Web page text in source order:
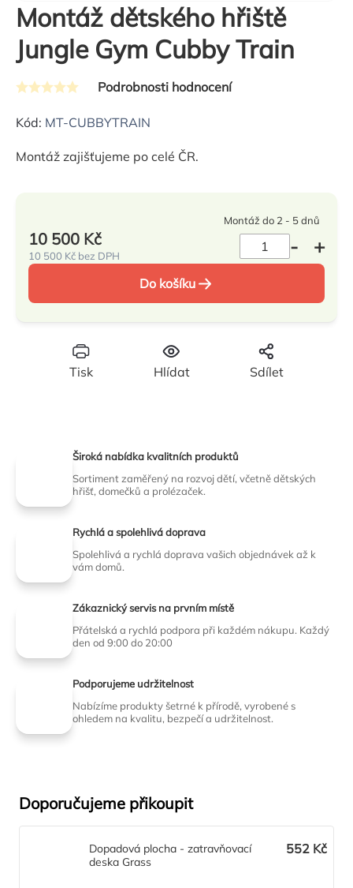
Montáž dětského hřiště
Jungle Gym Cubby Train
Průměrné
hodnocení
je
hvězdiček.
Podrobnosti hodnocení
Kód: MT-CUBBYTRAIN
Montáž zajišťujeme po celé ČR.
Tisk Hlídat Sdílet
Montáž do 2 - 5 dnů
10 500 Kč
10 500 Kč bez DPH
Měrná
cena:
Do košíku
Široká nabídka kvalitních produktů
Sortiment zaměřený na rozvoj dětí, včetně dětských
hřišť, domečků a prolézaček.
Rychlá a spolehlivá doprava
Spolehlivá a rychlá doprava vašich objednávek až k
vám domů.
Zákaznický servis na prvním místě
Přátelská a rychlá podpora při každém nákupu. Každý
den od 9:00 do 20:00
Podporujeme udržitelnost
Nabízíme produkty šetrné k přírodě, vyrobené s
ohledem na kvalitu, bezpečí a udržitelnost.
Doporučujeme přikoupit
Dopadová plocha - zatravňovací
deska Grass
552 Kč